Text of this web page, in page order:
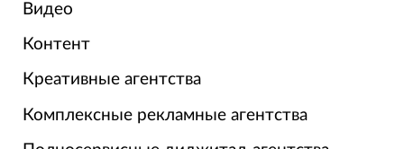
Видео
Контент
Креативные агентства
Комплексные рекламные агентства